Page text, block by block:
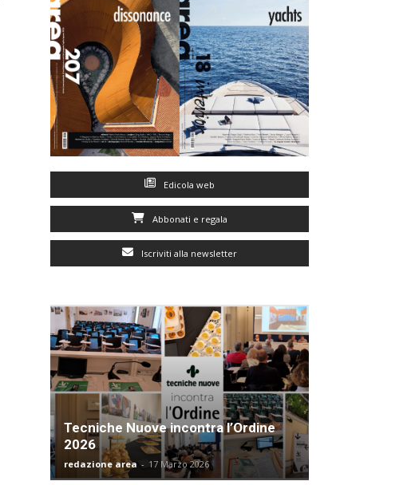
Edicola web
Abbonati e regala
Iscriviti alla newsletter
Tecniche Nuove incontra l’Ordine
2026
redazione area - 17 Marzo 2026